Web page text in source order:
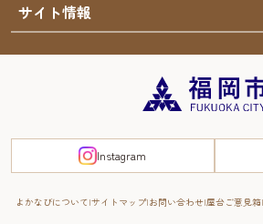
よかなび音声ガイド
FUKUOKA EAST&WEST COAST
お知らせ
災害情報
サイト情報
まち歩き・体験プログラム掲載申込
Instagram
よかなびについて サイトマップ お問い合わせ 屋台ご意見箱